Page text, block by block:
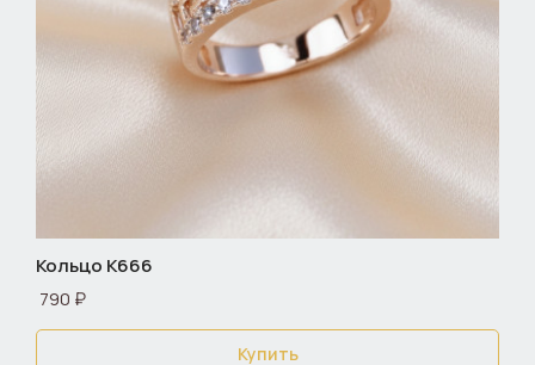
Кольцо К666
790 ₽
Купить